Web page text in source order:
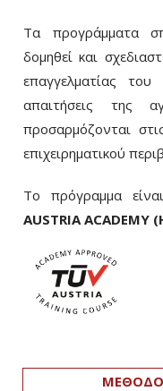
Τα προγράμματα
δομηθεί και
επαγγελματίας
απαιτήσεις της
προσαρμόζονται
επιχειρηματικού
Το πρόγραμμα
AUSTRIA ACADEMY